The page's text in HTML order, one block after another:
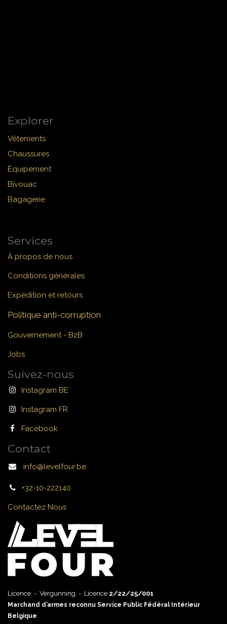
Explorer
Vêtements
Chaussures
Équipement
Bivouac
Bagagerie
Services
À propos de nous
Conditions générales
Expédition et retours
Politique anti-corruption
Gouvernement - B2B
Jobs
Suivez-nous
Instagram BE
Instagram FR
Facebook
Contact
info@levelfour.be
+32-10-222140
Contactez Nous
Licence - Vergunning - Licence 2/22/25/001
Marchand d’armes reconnu Service Public Fédéral Intérieur
Belgique